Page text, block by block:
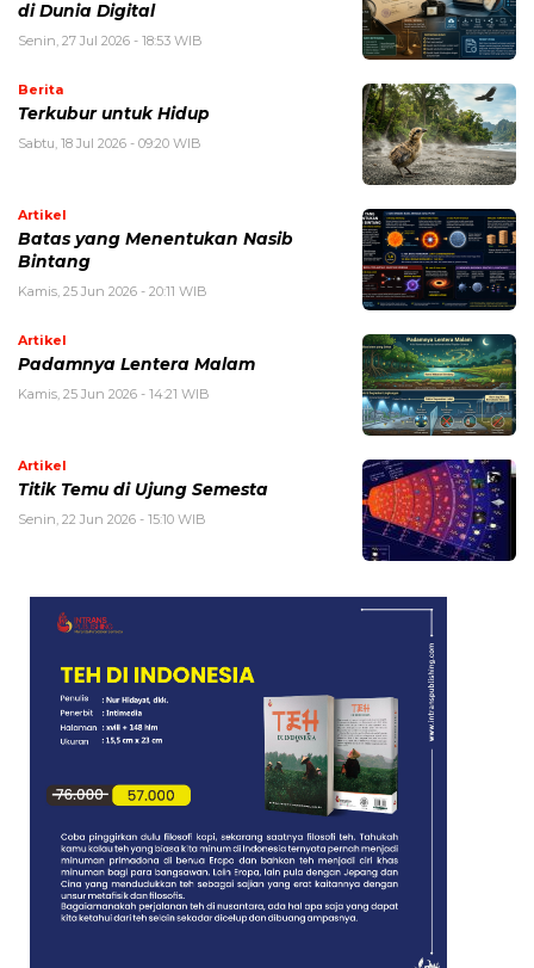
di Dunia Digital
Senin, 27 Jul 2026 - 18:53 WIB
Berita
Terkubur untuk Hidup
Sabtu, 18 Jul 2026 - 09:20 WIB
Artikel
Batas yang Menentukan Nasib
Bintang
Kamis, 25 Jun 2026 - 20:11 WIB
Artikel
Padamnya Lentera Malam
Kamis, 25 Jun 2026 - 14:21 WIB
Artikel
Titik Temu di Ujung Semesta
Senin, 22 Jun 2026 - 15:10 WIB